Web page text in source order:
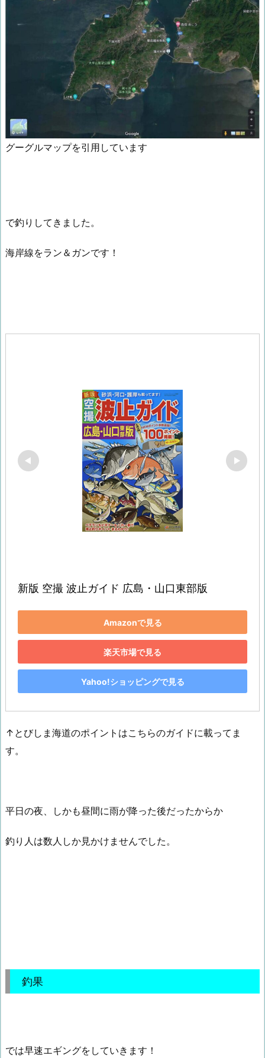
グーグルマップを引用しています
で釣りしてきました。
海岸線をラン＆ガンです！
新版 空撮 波止ガイド 広島・山口東部版
Amazonで見る
楽天市場で見る
Yahoo!ショッピングで見る
↑とびしま海道のポイントはこちらのガイドに載ってま
す。
平日の夜、しかも昼間に雨が降った後だったからか
釣り人は数人しか見かけませんでした。
釣果
では早速エギングをしていきます！